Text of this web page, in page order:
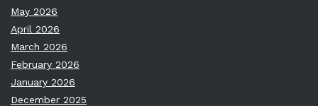
May 2026
April 2026
March 2026
February 2026
January 2026
December 2025